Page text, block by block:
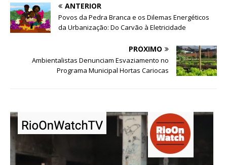
ANTERIOR
Povos da Pedra Branca e os Dilemas Energéticos
da Urbanização: Do Carvão à Eletricidade
PRÓXIMO
Ambientalistas Denunciam Esvaziamento no
Programa Municipal Hortas Cariocas